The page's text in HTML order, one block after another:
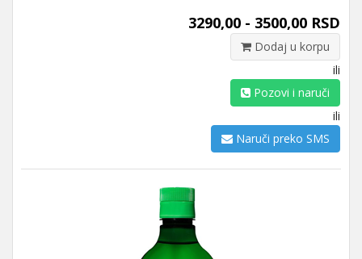
3290,00 - 3500,00 RSD
Dodaj u korpu
ili
Pozovi i naruči
ili
Naruči preko SMS